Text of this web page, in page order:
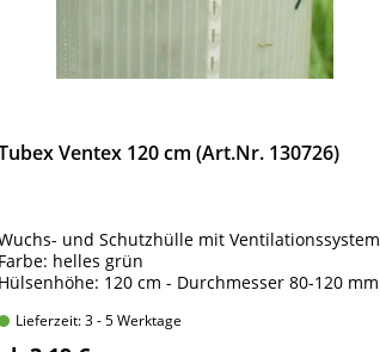
Ventex 120 cm (Art.Nr. 130726)
und Schutzhülle mit Ventilationssystem
Farbe: helles grün
Hülsenhöhe: 120 cm - Durchmesser 80-120 mm
Lieferzeit: 3 - 5 Werktage